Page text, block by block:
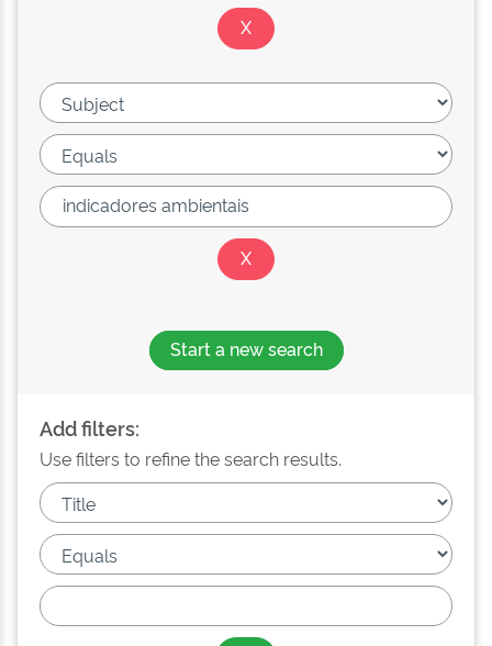
Start a new search
Add filters:
Use filters to refine the search results.